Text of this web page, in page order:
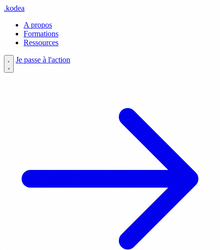
.kodea
A propos
Formations
Ressources
Je passe à l'action